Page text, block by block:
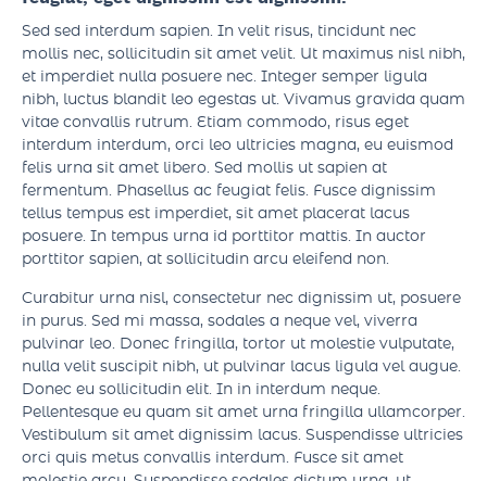
aliquam eu. Aenean viverra nisi vitae metus
feugiat, eget dignissim est dignissim.
Sed sed interdum sapien. In velit risus, tincidunt nec
mollis nec, sollicitudin sit amet velit. Ut maximus nisl nibh,
et imperdiet nulla posuere nec. Integer semper ligula
nibh, luctus blandit leo egestas ut. Vivamus gravida quam
vitae convallis rutrum. Etiam commodo, risus eget
interdum interdum, orci leo ultricies magna, eu euismod
felis urna sit amet libero. Sed mollis ut sapien at
fermentum. Phasellus ac feugiat felis. Fusce dignissim
tellus tempus est imperdiet, sit amet placerat lacus
posuere. In tempus urna id porttitor mattis. In auctor
porttitor sapien, at sollicitudin arcu eleifend non.
Curabitur urna nisl, consectetur nec dignissim ut, posuere
in purus. Sed mi massa, sodales a neque vel, viverra
pulvinar leo. Donec fringilla, tortor ut molestie vulputate,
nulla velit suscipit nibh, ut pulvinar lacus ligula vel augue.
Donec eu sollicitudin elit. In in interdum neque.
Pellentesque eu quam sit amet urna fringilla ullamcorper.
Vestibulum sit amet dignissim lacus. Suspendisse ultricies